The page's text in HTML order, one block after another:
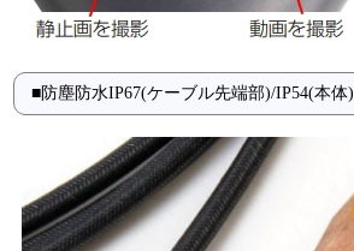
■防塵防水IP67(ケーブル先端部)/IP54(本体)